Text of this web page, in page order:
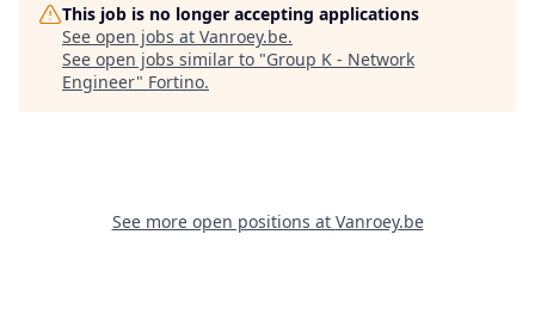
This job is no longer accepting applications
See open jobs at Vanroey.be.
See open jobs similar to "Group K - Network
Engineer" Fortino.
See more open positions at Vanroey.be